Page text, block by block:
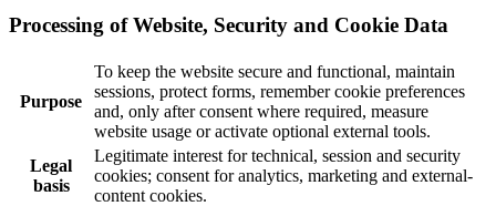
Processing of Website, Security and Cookie Data
Purpose
To keep the website secure and functional, maintain
sessions, protect forms, remember cookie preferences
and, only after consent where required, measure
website usage or activate optional external tools.
Legal
basis
Legitimate interest for technical, session and security
cookies; consent for analytics, marketing and external-
content cookies.